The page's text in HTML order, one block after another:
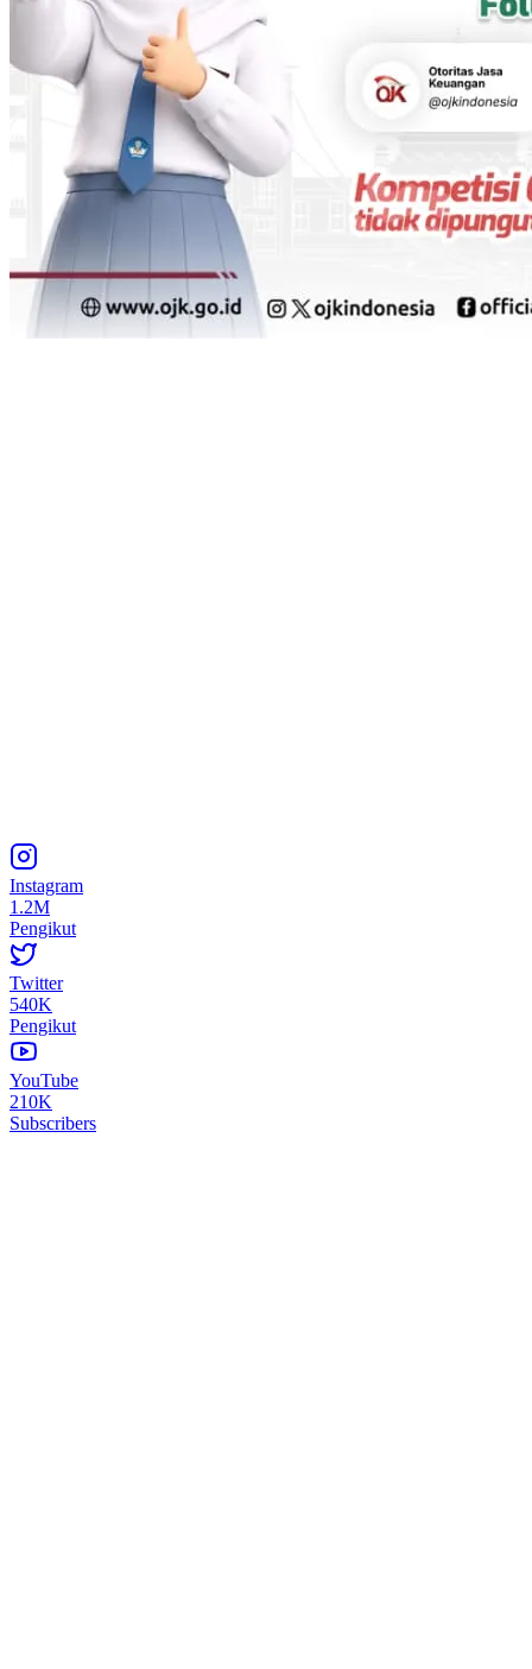
Instagram
1.2M
Pengikut
Twitter
540K
Pengikut
YouTube
210K
Subscribers